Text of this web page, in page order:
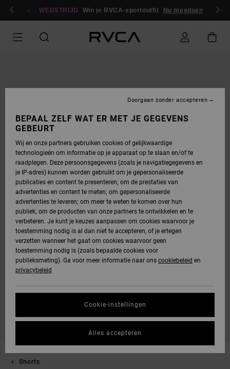
NAAR/ registrerenWEDSTRIJD Win je RVCA-sportoutfit Nu meedoen
Shorts
BEPAAL ZELF WAT ER MET JE GEGEVENS
GEBEURT
Wij en onze partners gebruiken cookies of gelijkwaardige
technologieën om informatie op je apparaat op te slaan en/of te
raadplegen. Deze persoonsgegevens (zoals je navigatiegegevens en
je IP-adres) kunnen worden gebruikt om je gepersonaliseerde
publicaties en content te presenteren; om de prestaties van
advertenties en content te meten; om gepersonaliseerde
advertenties te leveren; om meer te weten te komen over hun
publiek; om de producten van onze partners te ontwikkelen en te
verbeteren. Je kunt je keuzes aanpassen om cookies waarvoor je
toestemming nodig is al dan niet te accepteren, of je ertegen
verzetten wanneer het gaat om cookies waarvoor geen
toestemming nodig is (zoals bepaalde cookies voor
publieksmeting). Ga voor meer informatie naar ons cookiebeleid en
privacybeleid
Cookie-instellingen
Doorgaan zonder accepteren
Alles accepteren